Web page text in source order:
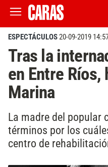
ESPECTÁCULOS20-09-2019
Tras la
en Entre Ríos,
Marina
La madre del popular
términos por los
centro de